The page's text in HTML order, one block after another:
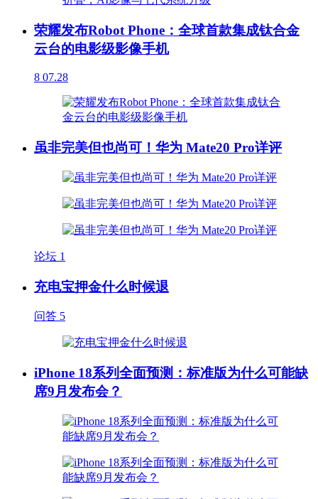
荣耀发布Robot Phone：全球首款集成钛合金
云台的电影级影像手机
8 07.28
虽非完美但也尚可！华为 Mate20 Pro详评
论坛 1
充电宝押金什么时候退
问答 5
iPhone 18系列全面预测：标准版为什么可能缺
席9月发布会？